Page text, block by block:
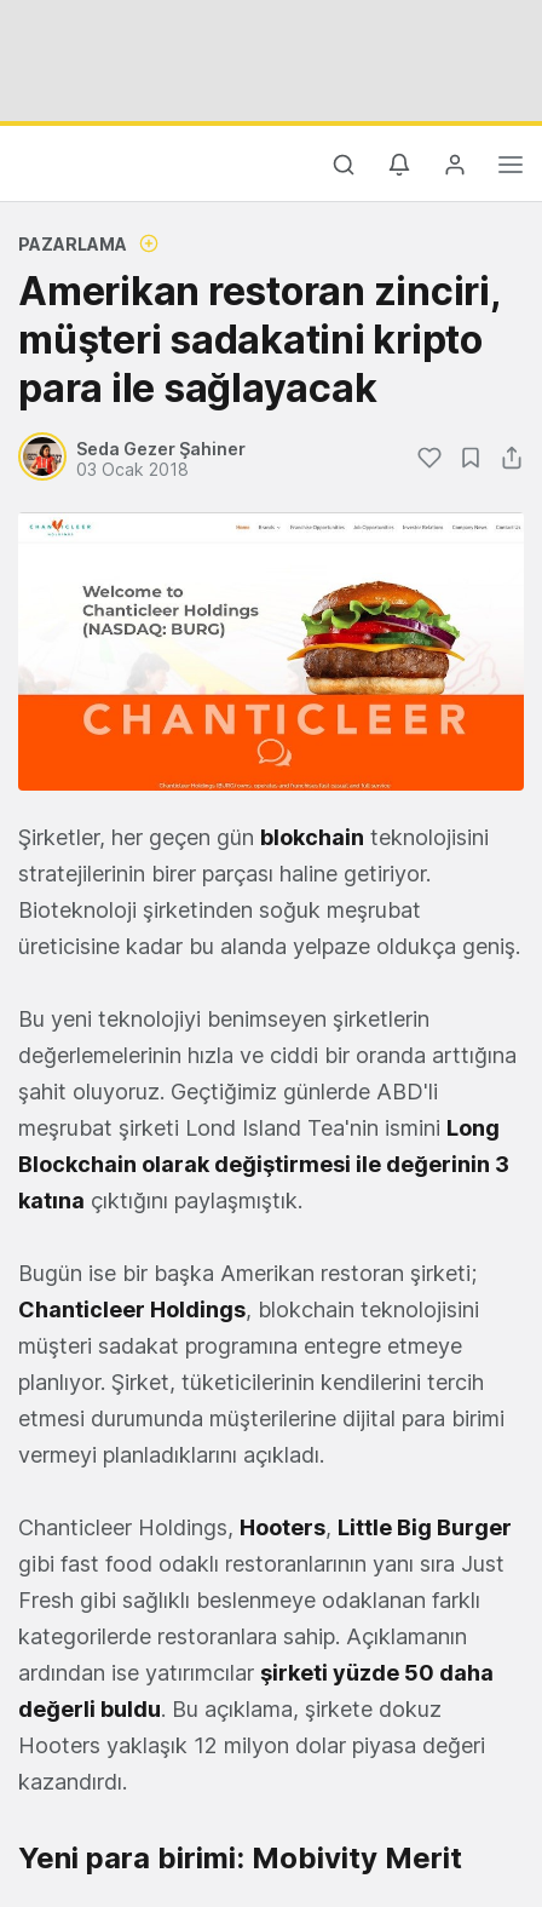
PAZARLAMA
Amerikan restoran zinciri,
müşteri sadakatini kripto
para ile sağlayacak
Seda Gezer Şahiner
03 Ocak 2018
Şirketler, her geçen gün blokchain teknolojisini
stratejilerinin birer parçası haline getiriyor.
Bioteknoloji şirketinden soğuk meşrubat
üreticisine kadar bu alanda yelpaze oldukça geniş.
Bu yeni teknolojiyi benimseyen şirketlerin
değerlemelerinin hızla ve ciddi bir oranda arttığına
şahit oluyoruz. Geçtiğimiz günlerde ABD'li
meşrubat şirketi Lond Island Tea'nin ismini Long
Blockchain olarak değiştirmesi ile değerinin 3
katına çıktığını paylaşmıştık.
Bugün ise bir başka Amerikan restoran şirketi;
Chanticleer Holdings, blokchain teknolojisini
müşteri sadakat programına entegre etmeye
planlıyor. Şirket, tüketicilerinin kendilerini tercih
etmesi durumunda müşterilerine dijital para birimi
vermeyi planladıklarını açıkladı.
Chanticleer Holdings, Hooters, Little Big Burger
gibi fast food odaklı restoranlarının yanı sıra Just
Fresh gibi sağlıklı beslenmeye odaklanan farklı
kategorilerde restoranlara sahip. Açıklamanın
ardından ise yatırımcılar şirketi yüzde 50 daha
değerli buldu. Bu açıklama, şirkete dokuz
Hooters yaklaşık 12 milyon dolar piyasa değeri
kazandırdı.
Yeni para birimi: Mobivity Merit